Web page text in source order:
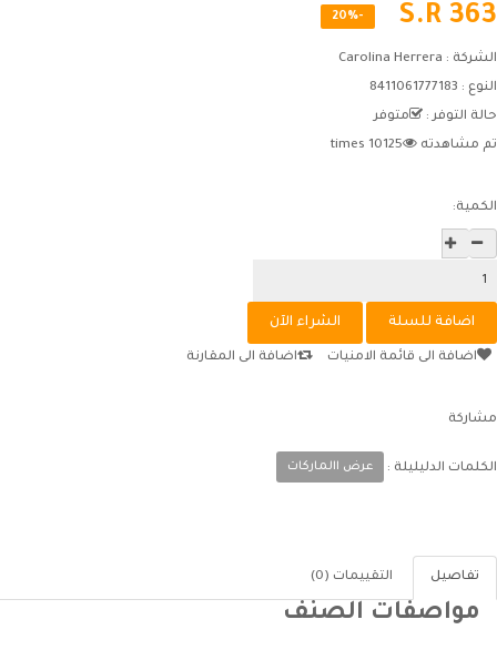
S.R 363
-20%
الشركة : Carolina Herrera
النوع : 8411061777183
حالة التوفر :
متوفر
تم مشاهدته
10125 times
الكمية:
اضافة الى قائمة الامنيات اضافة الى المقارنة
مشاركة
الكلمات الدليليلة : عرض االماركات
تفاصيل التقييمات (0)
مواصفات الصنف